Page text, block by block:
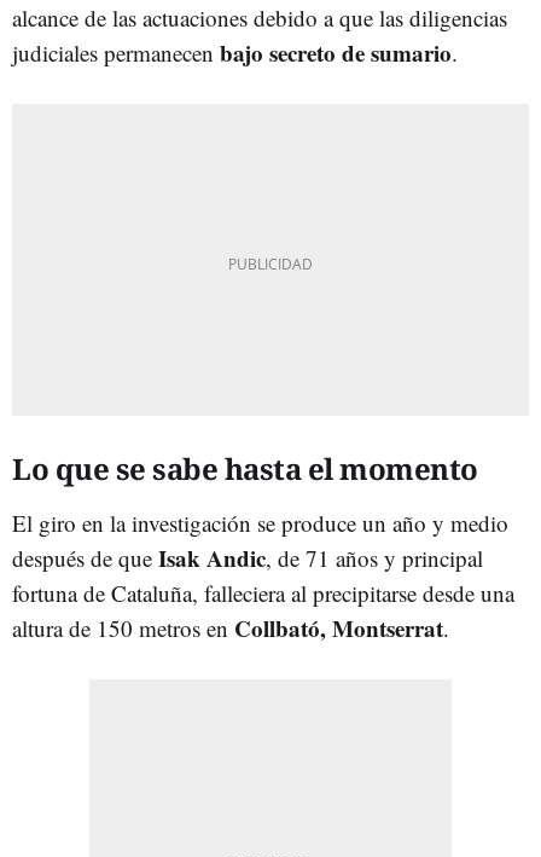
alcance de las actuaciones debido a que las diligencias
judiciales permanecen bajo secreto de sumario.
Lo que se sabe hasta el momento
El giro en la investigación se produce un año y medio
después de que Isak Andic, de 71 años y principal
fortuna de Cataluña, falleciera al precipitarse desde una
altura de 150 metros en Collbató, Montserrat.